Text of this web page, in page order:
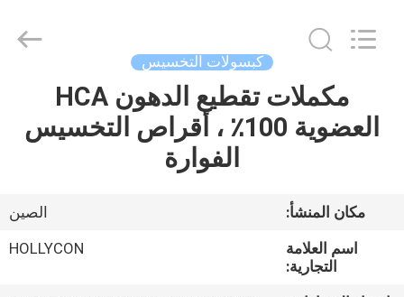
منزل
أشرطة
فيديو
كبسولات التخسيس
مكملات تقطيع الدهون HCA
العضوية 100٪ ، أقراص التخسيس
الفوارة
مكان المنشأ:
الصين
اسم العلامة
التجارية:
HOLLYCON